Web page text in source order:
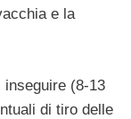
e la
(8-13
di tiro delle